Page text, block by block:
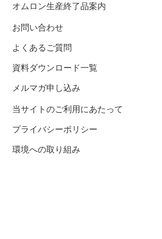
オムロン生産終了品案内
お問い合わせ
よくあるご質問
資料ダウンロード一覧
メルマガ申し込み
当サイトのご利用にあたって
プライバシーポリシー
環境への取り組み